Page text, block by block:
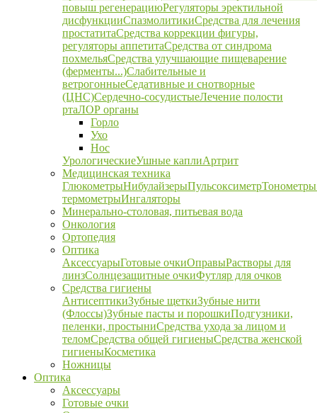
повыш регенерациюРегуляторы эректильной
дисфункцииСпазмолитикиСредства для лечения
простатитаСредства коррекции фигуры,
регуляторы аппетитаСредства от синдрома
похмельяСредства улучшающие пищеварение
(ферменты...)Слабительные и
ветрогонныеСедативные и снотворные
(ЦНС)Сердечно-сосудистыеЛечение полости
ртаЛОР органы
Горло
Ухо
Нос
УрологическиеУшные каплиАртрит
Медицинская техника
ГлюкометрыНибулайзерыПульсоксиметрТонометры
термометрыИнгаляторы
Минерально-столовая, питьевая вода
Онкология
Ортопедия
Оптика
АксессуарыГотовые очкиОправыРастворы для
линзСолнцезащитные очкиФутляр для очков
Средства гигиены
АнтисептикиЗубные щеткиЗубные нити
(Флоссы)Зубные пасты и порошкиПодгузники,
пеленки, простыниСредства ухода за лицом и
теломСредства общей гигиеныСредства женской
гигиеныКосметика
Ножницы
Оптика
Аксессуары
Готовые очки